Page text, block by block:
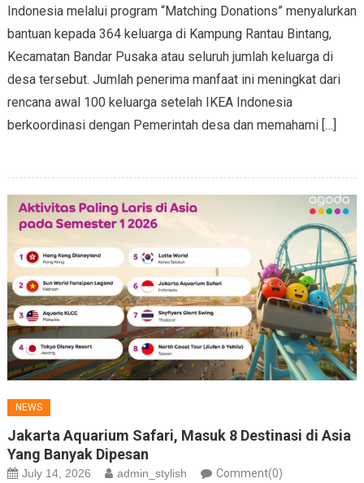
Indonesia melalui program “Matching Donations” menyalurkan
bantuan kepada 364 keluarga di Kampung Rantau Bintang,
Kecamatan Bandar Pusaka atau seluruh jumlah keluarga di
desa tersebut. Jumlah penerima manfaat ini meningkat dari
rencana awal 100 keluarga setelah IKEA Indonesia
berkoordinasi dengan Pemerintah desa dan memahami […]
NEWS
Jakarta Aquarium Safari, Masuk 8 Destinasi di Asia
Yang Banyak Dipesan
July 14, 2026 admin_stylish Comment(0)